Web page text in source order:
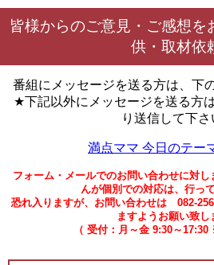
皆様からのご意見・ご感想を
供・取材依
番組にメッセージを送る方は、下
★下記以外にメッセージを送る方は
り送信して下さ
満点ママ 今日のテー
フォーム・メールでのお問い合わせに対
んが個別での対応は、行っ
恐れ入りますが、お問い合わせは 082-
ますようお願い致し
（ 受付：月～金 9:30～17:30